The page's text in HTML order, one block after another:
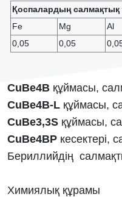
Қоспалардың
Fe
Mg Al
0,05
0,05
CuBe4В құймасы,
CuBe4В-L құймасы,
CuBe3,3S құймасы,
CuBe4BP кесектері,
Бериллийдің
Химиялық құрамы